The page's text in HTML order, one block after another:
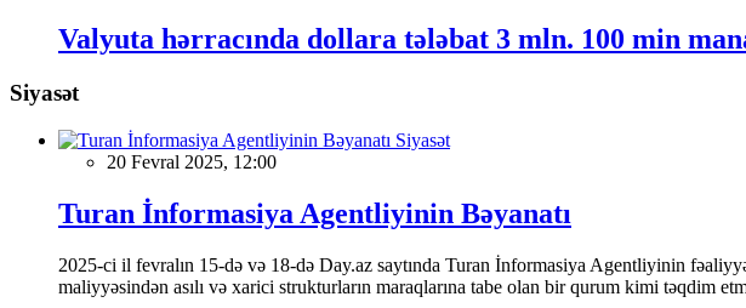
Valyuta hərracında dollara tələbat 3 mln. 100 min
Siyasət
Siyasət
20 Fevral 2025, 12:00
Turan İnformasiya Agentliyinin Bəyanatı
2025-ci il fevralın 15-də və 18-də Day.az saytında Turan İnformasiya Agentliyinin
maliyyəsindən asılı və xarici strukturların maraqlarına tabe olan bir qurum kimi təqdim